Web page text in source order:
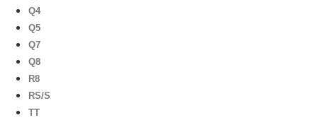
Q4
Q5
Q7
Q8
R8
RS/S
TT